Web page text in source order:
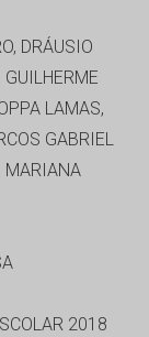
DRÁUSIO
LAMAS,
GABRIEL
MARIANA
2018